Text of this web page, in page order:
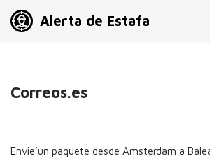
Alerta de Estafa
Correos.es
Envie’un paquete desde Amsterdam a